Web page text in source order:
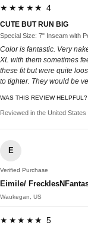
★★★★★ 4
CUTE BUT RUN BIG
Special Size: 7" Inseam with
Color is fantastic. Very
XL with them sometimes
these fit but were quite
to tighter. They would be
WAS THIS REVIEW HELPFUL?
Reviewed in the United
E
Verified Purchase
Eimile/
Waukegan, US
★★★★★ 5